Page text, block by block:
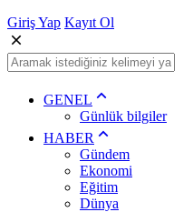
Giriş Yap Kayıt Ol
GENEL
Günlük bilgiler
HABER
Gündem
Ekonomi
Eğitim
Dünya